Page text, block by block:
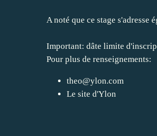
A noté que ce stage s'adresse
Important: dâte limite
Pour plus de renseignements:
theo@ylon.com
Le site d'Ylon